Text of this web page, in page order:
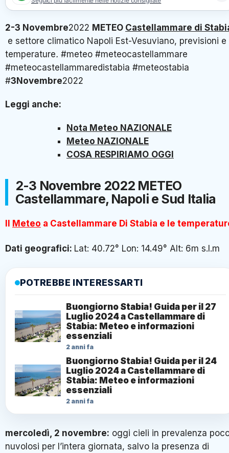
2-3 Novembre2022 METEO Castellammare di
e settore climatico Napoli Est-Vesuviano, previsioni e
temperature. #meteo #meteocastellammare
#meteocastellammaredistabia #meteostabia
#3Novembre2022
Leggi anche:
Nota Meteo NAZIONALE
Meteo NAZIONALE
COSA RESPIRIAMO OGGI
2-3 Novembre 2022 METEO
Castellammare, Napoli e Sud Italia
Meteo a Castellammare Di Stabia e le
Dati geografici: Lat: 40.72° Lon: 14.49° Alt: 6m s.l.m
POTREBBE INTERESSARTI
Buongiorno Stabia! Guida per il 27
Luglio 2024 a Castellammare di
Stabia: Meteo e informazioni
essenziali
2 anni fa
Buongiorno Stabia! Guida per il 24
Luglio 2024 a Castellammare di
Stabia: Meteo e informazioni
essenziali
2 anni fa
mercoledì, 2 novembre: oggi cieli in prevalenza
nuvolosi per l’intera giornata, salvo la presenza di